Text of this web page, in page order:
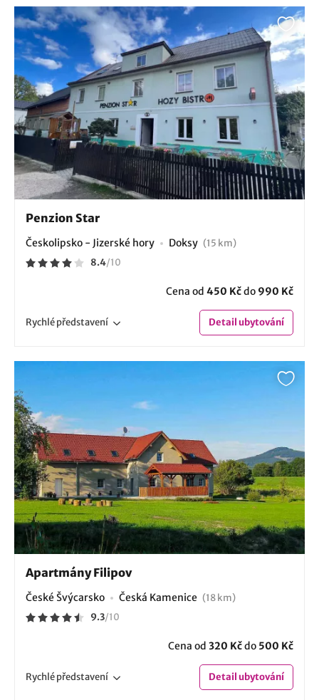
Penzion Star
Českolipsko - Jizerské hory Doksy (15 km)
8.4/10
Cena od 450 Kčdo 990 Kč
Rychlépředstavení Detailubytování
Apartmány Filipov
České Švýcarsko Česká Kamenice (18 km)
9.3/10
Cena od 320 Kčdo 500 Kč
Rychlépředstavení Detailubytování